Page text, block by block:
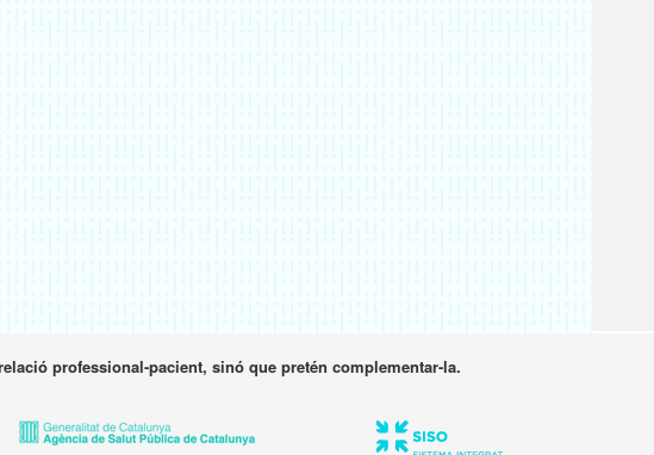
professional-pacient, sinó que pretén complementar-la.